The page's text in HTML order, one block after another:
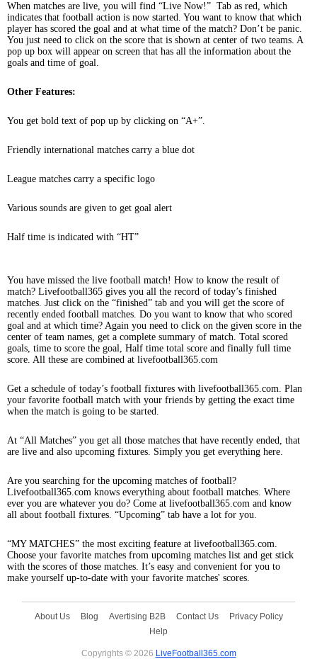
When matches are live, you will find “Live Now!” Tab as red, which
indicates that football action is now started. You want to know that which
player has scored the goal and at what time of the match? Don’t be panic.
You just need to click on the score that is shown at center of two teams. A
pop up box will appear on screen that has all the information about the
goals and time of goal.
Other Features:
You get bold text of pop up by clicking on “A+”.
Friendly international matches carry a blue dot
League matches carry a specific logo
Various sounds are given to get goal alert
Half time is indicated with “HT”
You have missed the live football match! How to know the result of
match? Livefootball365 gives you all the record of today’s finished
matches. Just click on the “finished” tab and you will get the score of
recently ended football matches. Do you want to know that who scored
goal and at which time? Again you need to click on the given score in the
center of team names, get a complete summary of match. Total scored
goals, time to score the goal, Half time total score and finally full time
score. All these are combined at livefootball365.com
Get a schedule of today’s football fixtures with livefootball365.com. Plan
your favorite football match with your friends by getting the exact time
when the match is going to be started.
At “All Matches” you get all those matches that have recently ended, that
are live and also upcoming fixtures. Simply you get everything here.
Are you searching for the upcoming matches of football?
Livefootball365.com knows everything about football matches. Where
ever you are whatever you do? Come at livefootball365.com and know
all about football fixtures. “Upcoming” tab have a lot for you.
“MY MATCHES” the most exciting feature at livefootball365.com.
Choose your favorite matches from upcoming matches list and get stick
with the scores of those matches. It’s easy and convenient for you to
make yourself up-to-date with your favorite matches' scores.
About Us Blog Avertising B2B Contact Us
Privacy Policy
Help
Copyrights © 2026 LiveFootball365.com